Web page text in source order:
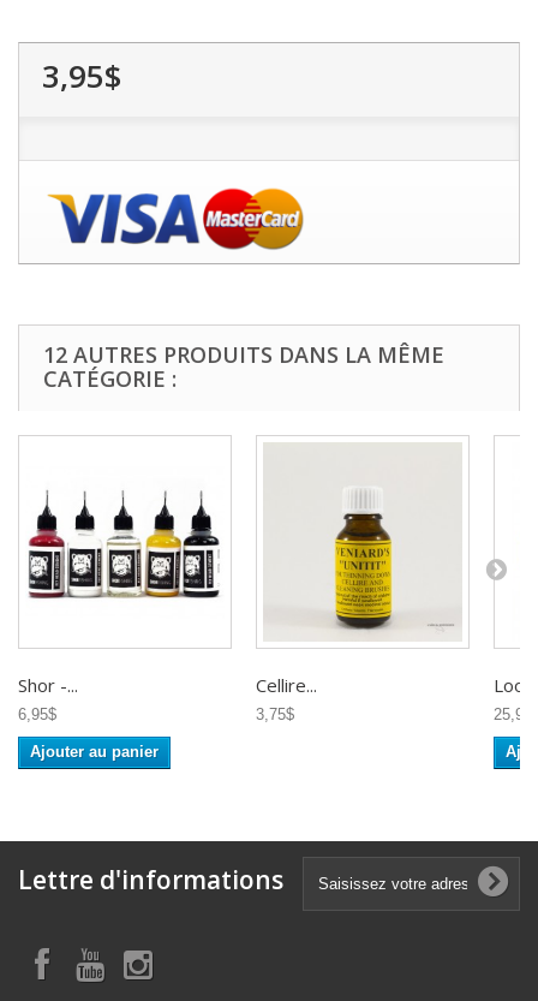
3,95$
12 AUTRES PRODUITS DANS LA MÊME
CATÉGORIE :
Shor -...
6,95$
Ajouter au panier
Cellire...
3,75$
Lettre d'informations